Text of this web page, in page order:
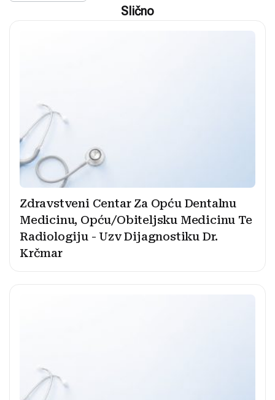
Slično
Zdravstveni Centar Za Opću Dentalnu
Medicinu, Opću/Obiteljsku Medicinu Te
Radiologiju - Uzv Dijagnostiku Dr.
Krčmar